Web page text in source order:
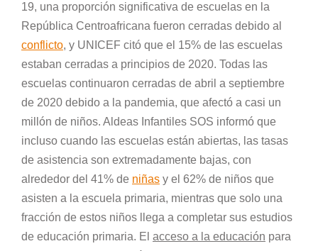
19, una proporción significativa de escuelas en la
República Centroafricana fueron cerradas debido al
conflicto, y UNICEF citó que el 15% de las escuelas
estaban cerradas a principios de 2020. Todas las
escuelas continuaron cerradas de abril a septiembre
de 2020 debido a la pandemia, que afectó a casi un
millón de niños. Aldeas Infantiles SOS informó que
incluso cuando las escuelas están abiertas, las tasas
de asistencia son extremadamente bajas, con
alrededor del 41% de niñas y el 62% de niños que
asisten a la escuela primaria, mientras que solo una
fracción de estos niños llega a completar sus estudios
de educación primaria. El acceso a la educación para